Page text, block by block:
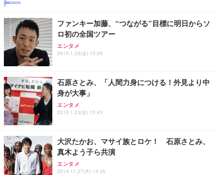
ファンキー加藤、“つながる”目標に明日からソ
ロ初の全国ツアー
エンタメ
2015.1.23(金) 15:59
石原さとみ、「人間力身につける！外見より中
身が大事」
エンタメ
2015.1.23(金) 13:43
大沢たかお、マサイ族とロケ！ 石原さとみ、
真木よう子ら共演
エンタメ
2014.11.27(木) 14:26